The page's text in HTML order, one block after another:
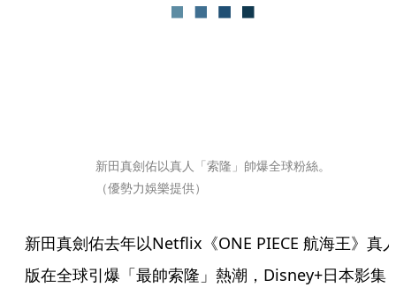
新田真劍佑以真人「索隆」帥爆全球粉絲。
（優勢力娛樂提供）
新田真劍佑去年以Netflix《ONE PIECE 航海王》真
版在全球引爆「最帥索隆」熱潮，Disney+日本影集